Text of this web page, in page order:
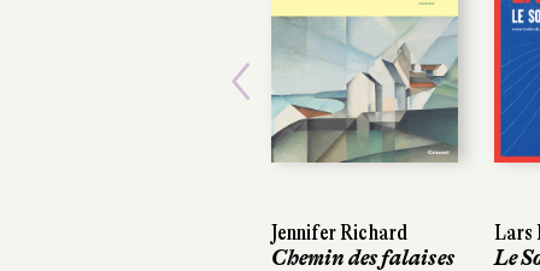
Jennifer Richard
Chemin des falaises
Lars
Le
Lars
Le
Previous